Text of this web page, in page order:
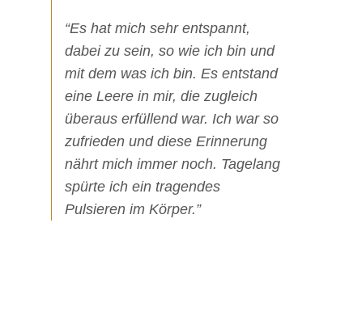
“Es hat mich sehr entspannt,
dabei zu sein, so wie ich bin und
mit dem was ich bin. Es entstand
eine Leere in mir, die zugleich
überaus erfüllend war. Ich war so
zufrieden und diese Erinnerung
nährt mich immer noch. Tagelang
spürte ich ein tragendes
Pulsieren im Körper.”